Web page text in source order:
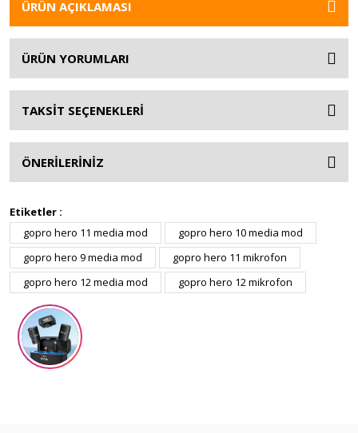
ÜRÜN AÇIKLAMASI
ÜRÜN YORUMLARI
TAKSİT SEÇENEKLERİ
ÖNERİLERİNİZ
Etiketler :
gopro hero 11 media mod
gopro hero 10 media mod
gopro hero 9 media mod
gopro hero 11 mikrofon
gopro hero 12 media mod
gopro hero 12 mikrofon